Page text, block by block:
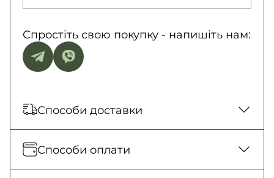
Спростіть свою покупку - напишіть нам:
Способи доставки
Відправка кожного дня. Післяплата тільки
на замовлення від 500 грн
Способи оплати